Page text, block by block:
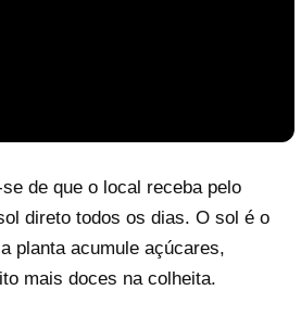
de que o local receba pelo
direto todos os dias. O sol é o
planta acumule açúcares,
mais doces na colheita.